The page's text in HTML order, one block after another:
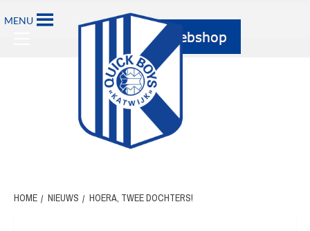
naar
MENU
Primary
HOME NIEUWS HOERA, TWEE DOCHTERS!